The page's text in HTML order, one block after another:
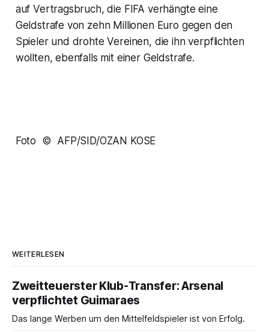
auf Vertragsbruch, die FIFA verhängte eine
Geldstrafe von zehn Millionen Euro gegen den
Spieler und drohte Vereinen, die ihn verpflichten
wollten, ebenfalls mit einer Geldstrafe.
Foto © AFP/SID/OZAN KOSE
WEITERLESEN
Zweitteuerster Klub-Transfer: Arsenal
verpflichtet Guimaraes
Das lange Werben um den Mittelfeldspieler ist von Erfolg.